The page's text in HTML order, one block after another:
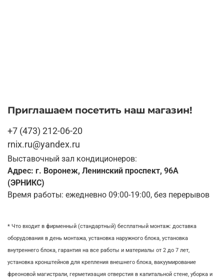
Приглашаем посетить наш магазин!
+7 (473) 212-06-20
rnix.ru@yandex.ru
Выставочный зал кондиционеров:
Адрес: г. Воронеж, Ленинский проспект, 96А
(ЭРНИКС)
Время работы: ежедневно 09:00-19:00, без перерывов
* Что входит в фирменный (стандартный) бесплатный монтаж: доставка
оборудования в день монтажа, установка наружного блока, установка
внутреннего блока, гарантия на все работы и материалы от 2 до 7 лет,
установка кронштейнов для крепления внешнего блока, вакуумирование
фреоновой магистрали, герметизация отверстия в капитальной стене, уборка и